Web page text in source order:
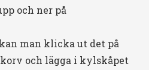
och ner på
man klicka ut det på
och lägga i kylskåpet